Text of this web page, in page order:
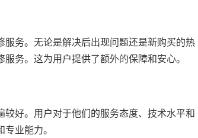
务。无论是解决后出现问题还是新购买的热
务。这为用户提供了额外的保障和安心。
好。用户对于他们的服务态度、技术水平和
业能力。